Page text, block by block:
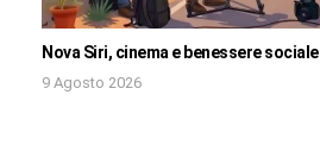
Nova Siri, cinema e benessere sociale
9 Agosto 2026